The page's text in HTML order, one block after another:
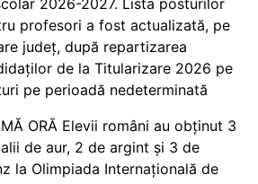
2026-2027. Lista posturilor
profesori a fost actualizată, pe
județ, după repartizarea
de la Titularizare 2026 pe
pe perioadă nedeterminată
ORĂ Elevii români au obținut 3
de aur, 2 de argint și 3 de
la Olimpiada Internațională de